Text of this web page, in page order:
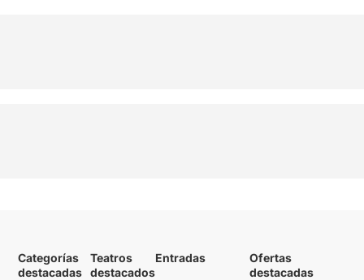
Categorías
destacadas
Teatros
destacados
Entradas
Ofertas
destacadas